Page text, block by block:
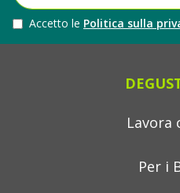
Accetto le Politica sulla
Lavora
Per i